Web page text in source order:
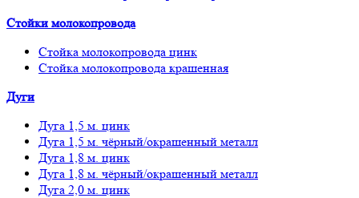
Стойки молокопровода
Стойка молокопровода цинк
Стойка молокопровода крашенная
Дуги
Дуга 1,5 м. цинк
Дуга 1,5 м. чёрный/окрашенный металл
Дуга 1,8 м. цинк
Дуга 1,8 м. чёрный/окрашенный металл
Дуга 2,0 м. цинк